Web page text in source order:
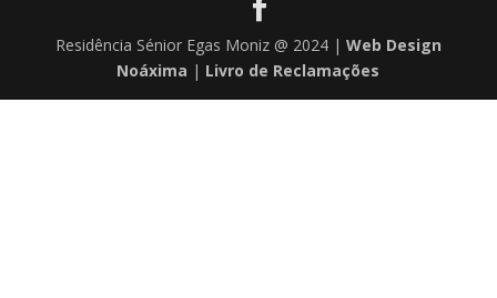
Residência Sénior Egas Moniz @ 2024 | Web Design
Noáxima | Livro de Reclamações